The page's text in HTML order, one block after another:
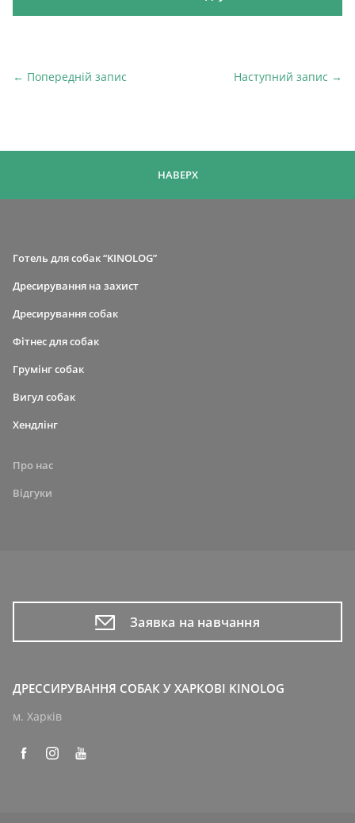
← Попередній запис
Наступний запис →
НАВЕРХ
Готель для собак “KINOLOG”
Дресирування на захист
Дресирування собак
Фітнес для собак
Грумінг собак
Вигул собак
Хендлінг
Про нас
Відгуки
Заявка на навчання
ДРЕССИРУВАННЯ СОБАК У ХАРКОВІ KINOLOG
м. Харків